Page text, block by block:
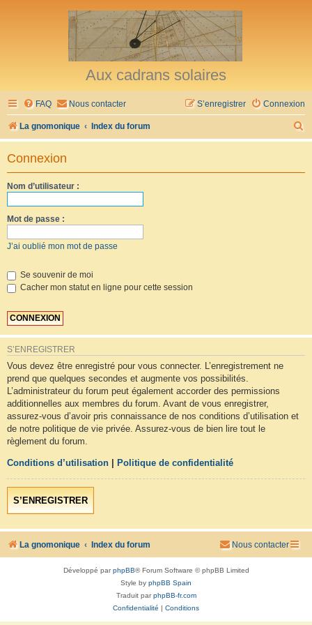
Aux cadrans solaires
FAQ Nous contacter Connexion
S’enregistrer
La gnomonique Index du forum
e
Connexion
Nom d’utilisateur :
Mot de passe :
J’ai oublié mon mot de passe
Se souvenir de moi
Cacher mon statut en ligne pour cette session
S’ENREGISTRER
Vous devez être enregistré pour vous connecter. L’enregistrement ne
prend que quelques secondes et augmente vos possibilités.
L’administrateur du forum peut également accorder des permissions
additionnelles aux membres du forum. Avant de vous enregistrer,
assurez-vous d’avoir pris connaissance de nos conditions d’utilisation et
de notre politique de vie privée. Assurez-vous de bien lire tout le
règlement du forum.
Conditions d’utilisation Politique de confidentialité
S’ENREGISTRER
La gnomonique Index du forum Nous contacter
Développé parphpBB® Forum Software © phpBB Limited
Style by phpBB Spain
Traduit parphpBB-fr.com
Confidentialité
Conditions